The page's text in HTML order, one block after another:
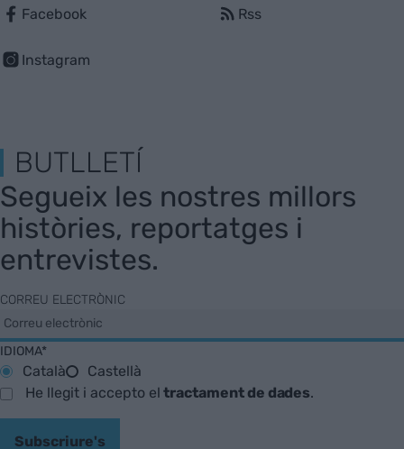
Facebook
Instagram
Rss
BUTLLETÍ
Segueix les nostres millors
històries, reportatges i
entrevistes.
CORREU ELECTRÒNIC
IDIOMA*
Català
Castellà
He llegit i accepto eltractament de dades.
Subscriure's